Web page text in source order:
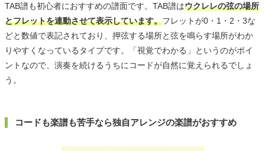
TAB譜も初心者におすすめの譜面です。TAB譜はウクレレの弦の場所
とフレットを連動させて表示しています。フレットが0・1・2・3な
どと数値で表記されており、押弦する場所と弦を鳴らす場所がわか
りやすくなっているタイプです。「視覚でわかる」というのがポイ
ントなので、演奏を続けるうちにコードが自然に覚えられるでしょ
う。
コードも楽譜も苦手なら独自アレンジの楽譜がおすすめ